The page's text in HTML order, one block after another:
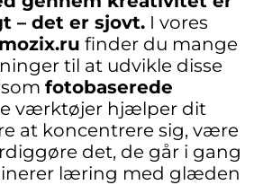
– det er sjovt. I vores
mozix.ru finder du mange
til at udvikle disse
fotobaserede
værktøjer hjælper dit
at koncentrere sig, være
det, de går i gang
læring med glæden